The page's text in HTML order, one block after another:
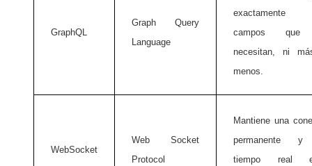
GraphQL
Graph Query
Language
exactamente
campos
necesitan, ni
menos.
WebSocket
Web Socket
Protocol
Mantiene una
permanente
tiempo real